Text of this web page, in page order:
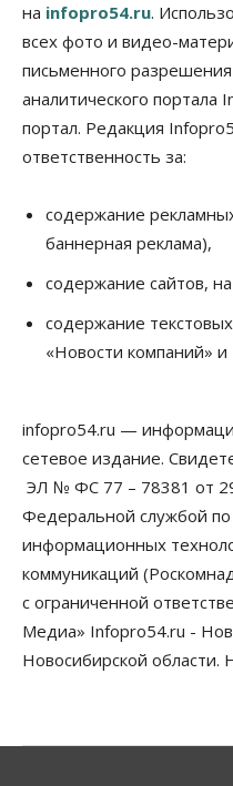
Власть
Режим ЧС ввели в
06 Августа 2026, 12:15
Новосибирск
Путина
Бизнес Недвижимость
Росреестр
06 Августа 2026, 12:00
Телекоммуникации
В 16 населённых
Бизнес Право&Порядок
новосибирские
почту
06 Августа 2026, 11:00
Общество
Медики готовятся к
клещей в
06 Августа 2026, 10:00
06 Августа 2026, 09:00
на infopro54.ru.
всех фото и видео-
письменного
аналитического портала
портал. Редакция
ответственность за:
содержание
баннерная реклама),
содержание сайтов,
содержание
«Новости компаний»
infopro54.ru —
сетевое издание.
ЭЛ № ФС 77 – 78381 от
Федеральной службой
информационных
коммуникаций
с ограниченной
Медиа» Infopro54.ru -
Новосибирской области.